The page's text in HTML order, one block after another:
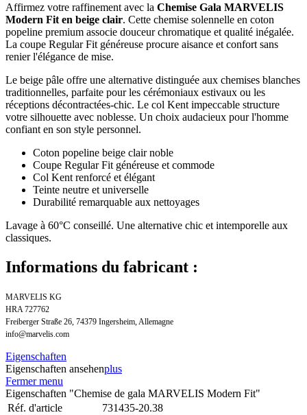
Affirmez votre raffinement avec la Chemise Gala MARVELIS
Modern Fit en beige clair. Cette chemise solennelle en coton
popeline premium associe douceur chromatique et qualité inégalée.
La coupe Regular Fit généreuse procure aisance et confort sans
renier l'élégance de mise.
Le beige pâle offre une alternative distinguée aux chemises blanches
traditionnelles, parfaite pour les cérémoniaux estivaux ou les
réceptions décontractées-chic. Le col Kent impeccable structure
votre silhouette avec noblesse. Un choix audacieux pour l'homme
confiant en son style personnel.
Coton popeline beige clair noble
Coupe Regular Fit généreuse et commode
Col Kent renforcé et élégant
Teinte neutre et universelle
Durabilité remarquable aux nettoyages
Lavage à 60°C conseillé. Une alternative chic et intemporelle aux
classiques.
Informations du fabricant :
MARVELIS KG
HRA 727762
Freiberger Straße 26, 74379 Ingersheim, Allemagne
info@marvelis.com
Eigenschaften
Eigenschaften ansehenplus
Fermer menu
Eigenschaften "Chemise de gala MARVELIS Modern Fit"
Réf. d'article
731435-20.38